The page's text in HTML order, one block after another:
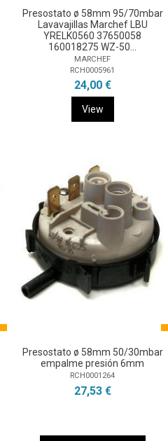
Presostato ø 58mm 95/70mbar
Lavavajillas Marchef LBU
YRELK0560 37650058
160018275 WZ-50...
MARCHEF
RCH0005961
24,00 €
View
Presostato ø 58mm 50/30mbar
empalme presión 6mm
RCH0001264
27,53 €